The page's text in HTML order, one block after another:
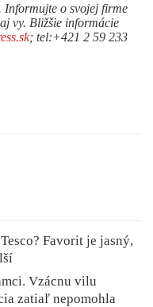
Informujte o svojej firme
vy. Bližšie informácie
; tel:+421 2 59 233
Favorit je jasný,
Vzácnu vilu
zatiaľ nepomohla